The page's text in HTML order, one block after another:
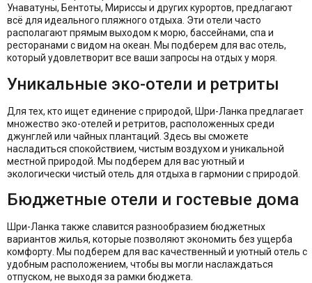
Унаватуны, Бентоты, Мириссы и других курортов, предлагают
всё для идеального пляжного отдыха. Эти отели часто
располагают прямым выходом к морю, бассейнами, спа и
ресторанами с видом на океан. Мы подберем для вас отель,
который удовлетворит все ваши запросы на отдых у моря.
Уникальные эко-отели и ретриты
Для тех, кто ищет единение с природой, Шри-Ланка предлагает
множество эко-отелей и ретритов, расположенных среди
джунглей или чайных плантаций. Здесь вы сможете
насладиться спокойствием, чистым воздухом и уникальной
местной природой. Мы подберем для вас уютный и
экологически чистый отель для отдыха в гармонии с природой.
Бюджетные отели и гостевые дома
Шри-Ланка также славится разнообразием бюджетных
вариантов жилья, которые позволяют экономить без ущерба
комфорту. Мы подберем для вас качественный и уютный отель с
удобным расположением, чтобы вы могли наслаждаться
отпуском, не выходя за рамки бюджета.